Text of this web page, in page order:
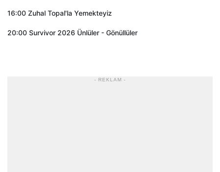
16:00 Zuhal Topal'la Yemekteyiz
20:00 Survivor 2026 Ünlüler - Gönüllüler
- REKLAM -